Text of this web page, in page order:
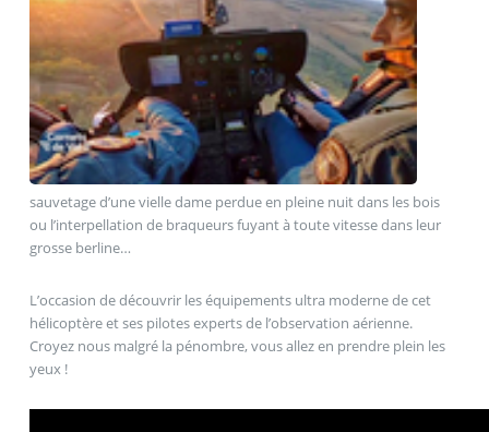
sauvetage d’une vielle dame perdue en pleine nuit dans les bois
ou l’interpellation de braqueurs fuyant à toute vitesse dans leur
grosse berline…
L’occasion de découvrir les équipements ultra moderne de cet
hélicoptère et ses pilotes experts de l’observation aérienne.
Croyez nous malgré la pénombre, vous allez en prendre plein les
yeux !